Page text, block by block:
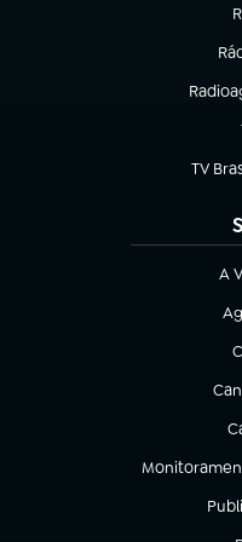
(abre
TV
(abre
A
(abre em